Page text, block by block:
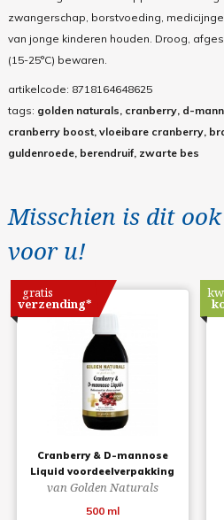
zwangerschap, borstvoeding,
van jonge kinderen houden. Droog,
(15-25°C) bewaren.
artikelcode: 8718164648625
tags: golden naturals, cranberry, d-
cranberry boost, vloeibare cranberry,
guldenroede, berendruif, zwarte bes
Misschien is dit
voor u!
Cranberry & D-mannose
Liquid voordeelverpakking
van Golden Naturals
500 ml
gratis
verzending*